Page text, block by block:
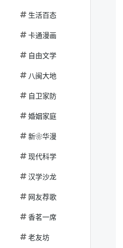
生活百态
卡通漫画
自由文学
八闽大地
自卫家防
婚姻家庭
新❀华漫
现代科学
汉学沙龙
网友荐歌
香茗一席
老友坊